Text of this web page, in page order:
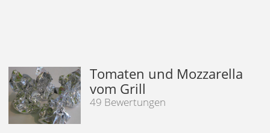
Tomaten und Mozzarella
vom Grill
49 Bewertungen